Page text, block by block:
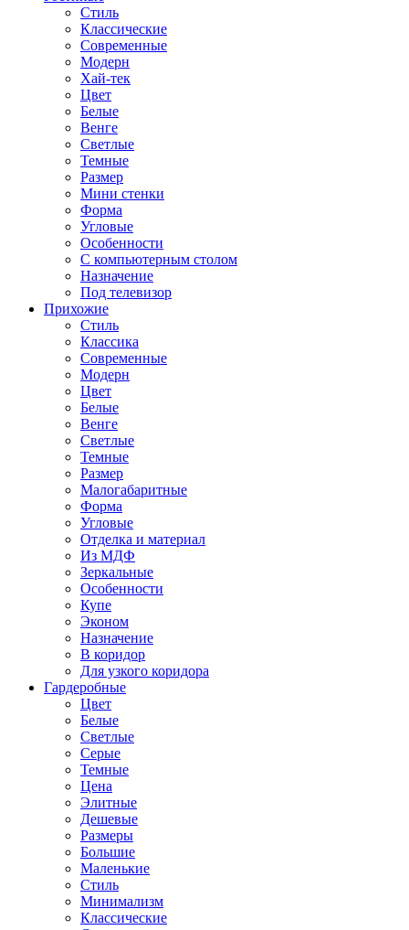
Стиль
Классические
Современные
Модерн
Хай-тек
Цвет
Белые
Венге
Светлые
Темные
Размер
Мини стенки
Форма
Угловые
Особенности
С компьютерным столом
Назначение
Под телевизор
Прихожие
Стиль
Классика
Современные
Модерн
Цвет
Белые
Венге
Светлые
Темные
Размер
Малогабаритные
Форма
Угловые
Отделка и материал
Из МДФ
Зеркальные
Особенности
Купе
Эконом
Назначение
В коридор
Для узкого коридора
Гардеробные
Цвет
Белые
Светлые
Серые
Темные
Цена
Элитные
Дешевые
Размеры
Большие
Маленькие
Стиль
Минимализм
Классические